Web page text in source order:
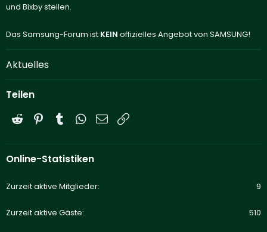
und Bixby stellen.
Das Samsung-Forum ist KEIN offizielles Angebot von SAMSUNG!
Aktuelles
Teilen
Reddit PinterestTumblrWhatsApp
E-Mail
Online-Statistiken
Zurzeit aktive Mitglieder 9
Zurzeit aktive Gäste 510